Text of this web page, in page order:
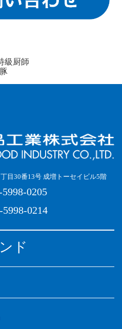
級厨師
目30番13号 成増トーセイビル5階
0205
0214
ド